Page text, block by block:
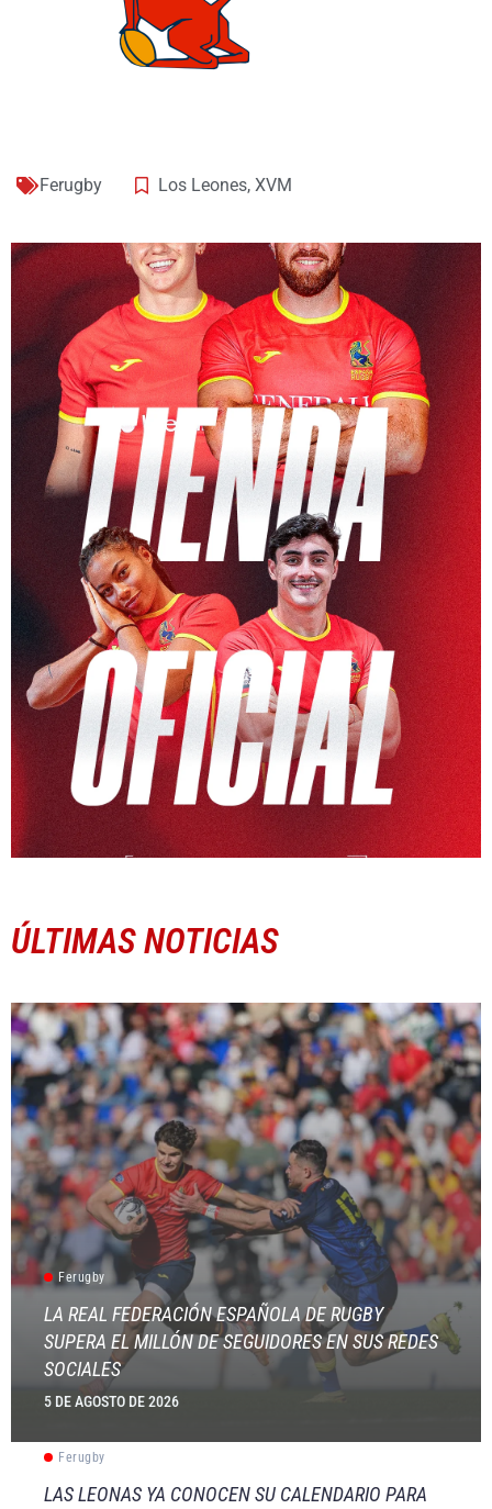
Ferugby Los Leones, XVM
ÚLTIMAS NOTICIAS
Ferugby
LA REAL FEDERACIÓN ESPAÑOLA DE RUGBY
SUPERA EL MILLÓN DE SEGUIDORES EN SUS REDES
SOCIALES
5 DE AGOSTO DE 2026
Ferugby
LAS LEONAS YA CONOCEN SU CALENDARIO PARA